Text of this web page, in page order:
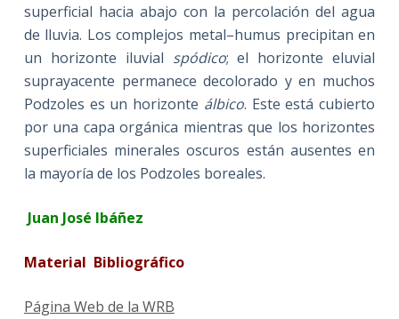
superficial hacia abajo con la percolación del agua
de lluvia. Los complejos metal–humus precipitan en
un horizonte iluvial spódico; el horizonte eluvial
suprayacente permanece decolorado y en muchos
Podzoles es un horizonte álbico. Este está cubierto
por una capa orgánica mientras que los horizontes
superficiales minerales oscuros están ausentes en
la mayoría de los Podzoles boreales.
Juan José Ibáñez
Material Bibliográfico
Página Web de la WRB